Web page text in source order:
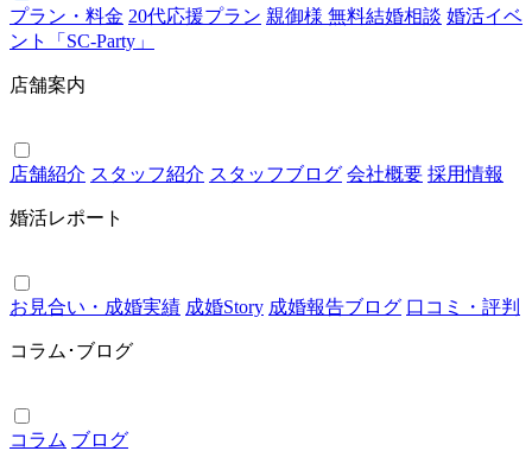
プラン・料金 20代応援プラン 親御様 無料結婚相談 婚活イベ
ント「SC-Party」
店舗案内
店舗紹介 スタッフ紹介 スタッフブログ 会社概要 採用情報
婚活レポート
お見合い・成婚実績 成婚Story 成婚報告ブログ 口コミ・評判
コラム･ブログ
コラム ブログ